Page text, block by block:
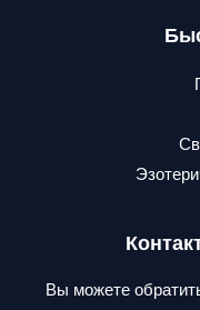
Вы можете